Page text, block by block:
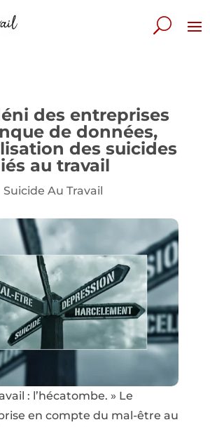
des entreprises
de données,
des suicides
au travail
Suicide Au Travail
: l’hécatombe. » Le
en compte du mal-être au